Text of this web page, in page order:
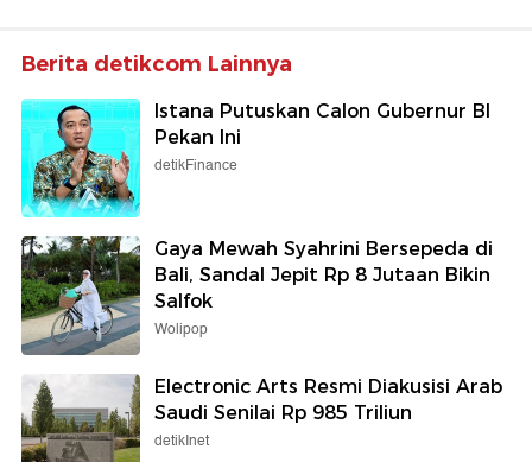
Berita detikcom Lainnya
Istana Putuskan Calon Gubernur BI
Pekan Ini
detikFinance
Gaya Mewah Syahrini Bersepeda di
Bali, Sandal Jepit Rp 8 Jutaan Bikin
Salfok
Wolipop
Electronic Arts Resmi Diakusisi Arab
Saudi Senilai Rp 985 Triliun
detikInet